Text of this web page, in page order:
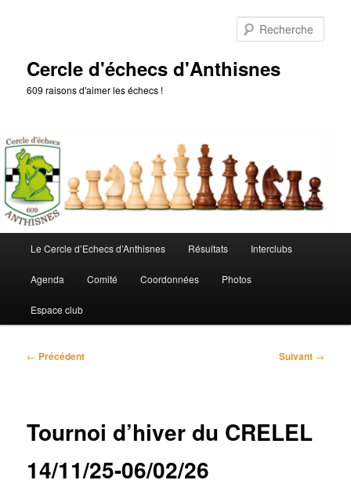
Cercle d'échecs d'Anthisnes
609 raisons d'aimer les échecs !
principal
Le Cercle d’Echecs d’Anthisnes Résultats Interclubs
Agenda Comité Coordonnées Photos
Espace club
Navigation
← Précédent Suivant →
Tournoi d’hiver du CRELEL
14/11/25-06/02/26